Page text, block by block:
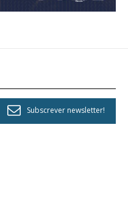
Subscrever newsletter!